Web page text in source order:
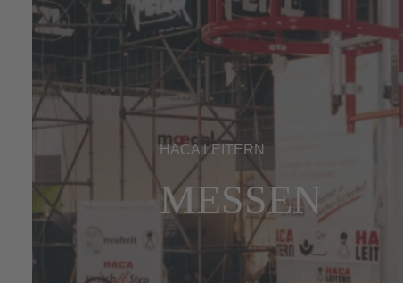
HACA LEITERN
MESSEN